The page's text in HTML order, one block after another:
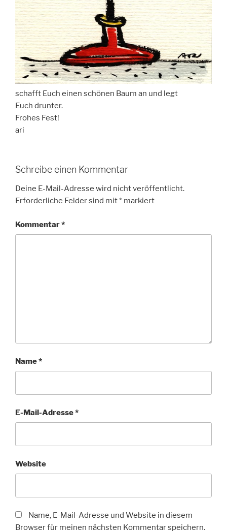
schafft Euch einen schönen Baum an und legt
Euch drunter.
Frohes Fest!
ari
Schreibe einen Kommentar
Deine E-Mail-Adresse wird nicht veröffentlicht.
Erforderliche Felder sind mit* markiert
Kommentar*
Name*
E-Mail-Adresse*
Website
Name, E-Mail-Adresse und Website in diesem
Browser für meinen nächsten Kommentar speichern.